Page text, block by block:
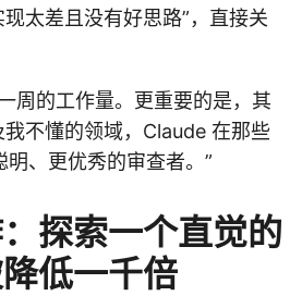
太差且没有好思路”，直接关
周的工作量。更重要的是，其
我不懂的领域，Claude 在那些
、更优秀的审查者。”
探索一个直觉的
低一千倍